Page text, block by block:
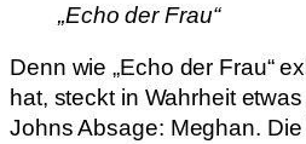
„Echo der Frau“
Denn wie „Echo der Frau“
hat, steckt in Wahrheit
Johns Absage: Meghan.